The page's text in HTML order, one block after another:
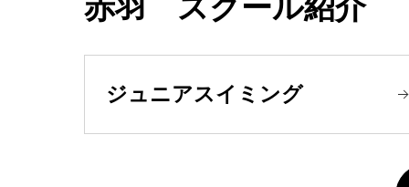
赤羽 スクール紹介
ジュニアスイミング